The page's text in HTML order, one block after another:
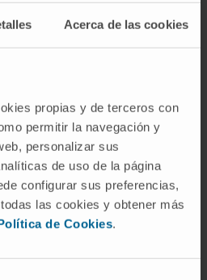
Acerca de las cookies
propias y de terceros con
permitir la navegación y
personalizar sus
de uso de la página
configurar sus preferencias,
las cookies y obtener más
de Cookies.
en el tiempo,
y almacenar lípidos,
de naturaleza distinta.
la palabra
y el griego γένεσις